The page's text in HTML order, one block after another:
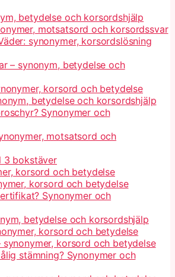
betydelse och korsordshjälp
motsatsord och korsordssvar
synonymer, korsordslösning
– synonym, betydelse och
korsord och betydelse
betydelse och korsordshjälp
Synonymer och
motsatsord och
3 bokstäver
korsord och betydelse
korsord och betydelse
Synonymer och
betydelse och korsordshjälp
korsord och betydelse
synonymer, korsord och betydelse
stämning? Synonymer och